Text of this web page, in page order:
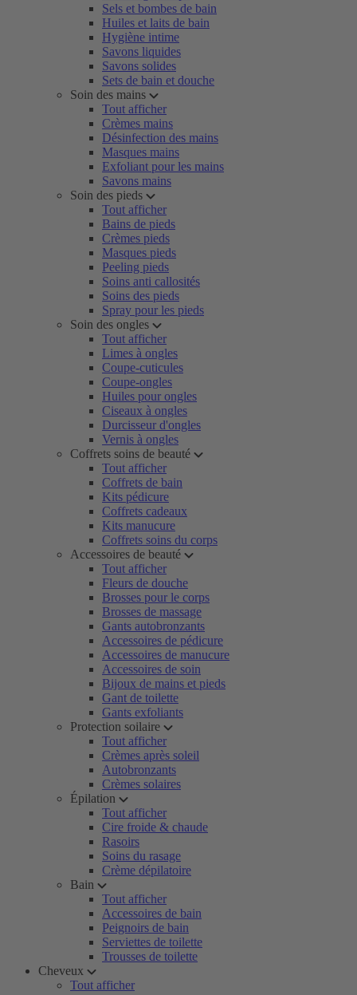
Sels et bombes de bain
Huiles et laits de bain
Hygiène intime
Savons liquides
Savons solides
Sets de bain et douche
Soin des mains
Tout afficher
Crèmes mains
Désinfection des mains
Masques mains
Exfoliant pour les mains
Savons mains
Soin des pieds
Tout afficher
Bains de pieds
Crèmes pieds
Masques pieds
Peeling pieds
Soins anti callosités
Soins des pieds
Spray pour les pieds
Soin des ongles
Tout afficher
Limes à ongles
Coupe-cuticules
Coupe-ongles
Huiles pour ongles
Ciseaux à ongles
Durcisseur d'ongles
Vernis à ongles
Coffrets soins de beauté
Tout afficher
Coffrets de bain
Kits pédicure
Coffrets cadeaux
Kits manucure
Coffrets soins du corps
Accessoires de beauté
Tout afficher
Fleurs de douche
Brosses pour le corps
Brosses de massage
Gants autobronzants
Accessoires de pédicure
Accessoires de manucure
Accessoires de soin
Bijoux de mains et pieds
Gant de toilette
Gants exfoliants
Protection soilaire
Tout afficher
Crèmes après soleil
Autobronzants
Crèmes solaires
Épilation
Tout afficher
Cire froide & chaude
Rasoirs
Soins du rasage
Crème dépilatoire
Bain
Tout afficher
Accessoires de bain
Peignoirs de bain
Serviettes de toilette
Trousses de toilette
Cheveux
Tout afficher